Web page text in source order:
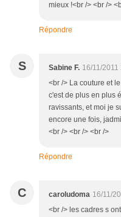
mieux !<br /> <br />
Répondre
S Sabine F. 16/11/2011
<br /> La couture et
c'est de plus en plus
ravissants, et moi je
encore une fois,
<br /> <br /> <br />
Répondre
C caroludoma 16/11/
<br /> les cadres s